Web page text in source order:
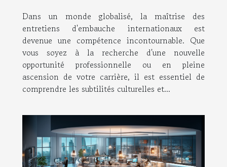
Dans un monde globalisé, la maîtrise des
entretiens d'embauche internationaux est
devenue une compétence incontournable. Que
vous soyez à la recherche d'une nouvelle
opportunité professionnelle ou en pleine
ascension de votre carrière, il est essentiel de
comprendre les subtilités culturelles et...